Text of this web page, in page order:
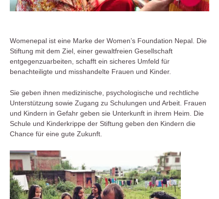
Womenepal ist eine Marke der Women’s Foundation Nepal. Die
Stiftung mit dem Ziel, einer gewaltfreien Gesellschaft
entgegenzuarbeiten, schafft ein sicheres Umfeld für
benachteiligte und misshandelte Frauen und Kinder.
Sie geben ihnen medizinische, psychologische und rechtliche
Unterstützung sowie Zugang zu Schulungen und Arbeit. Frauen
und Kindern in Gefahr geben sie Unterkunft in ihrem Heim. Die
Schule und Kinderkrippe der Stiftung geben den Kindern die
Chance für eine gute Zukunft.